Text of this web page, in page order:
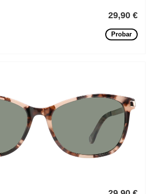
29,90 €
Probar